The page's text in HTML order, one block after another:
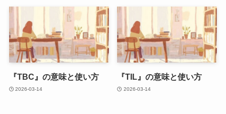
『TBC』の意味と使い方
2026-03-14
『TIL』の意味と使い方
2026-03-14